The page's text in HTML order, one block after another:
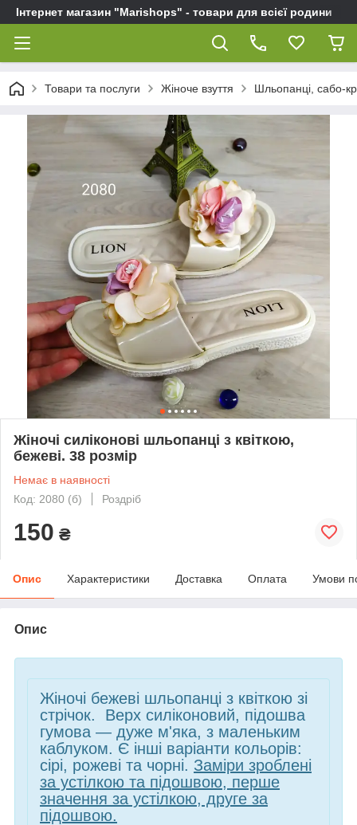
Інтернет магазин "Marishops" - товари для всієї родини
Товари та послуги Жіноче взуття Шльопанці, сабо-
Жіночі силіконові шльопанці з квіткою,
бежеві. 38 розмір
Немає в наявності
Код: 2080 (б)
Роздріб
150 ₴
Опис Характеристики Доставка Оплата Умови
Опис
Жіночі бежеві шльопанці з квіткою зі
стрічок. Верх силіконовий, підошва
гумова — дуже м'яка, з маленьким
каблуком. Є інші варіанти кольорів:
сірі, рожеві та чорні. Заміри зроблені
за устілкою та підошвою, перше
значення за устілкою, друге за
підошвою.